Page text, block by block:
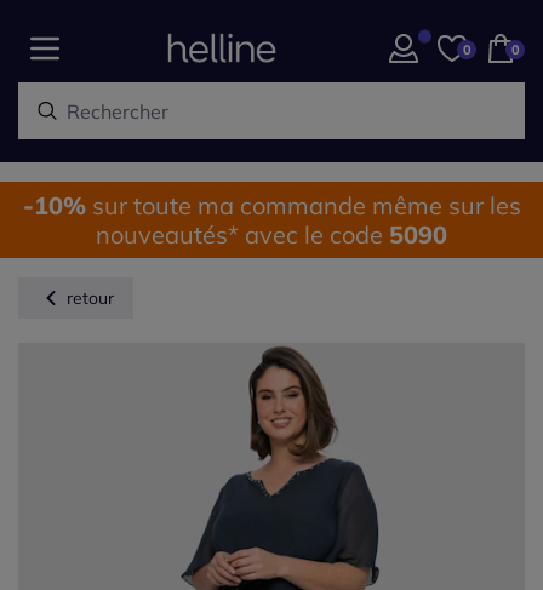
0 0
-10%sur toute ma commande même sur les
nouveautés* avec le code 5090
retour